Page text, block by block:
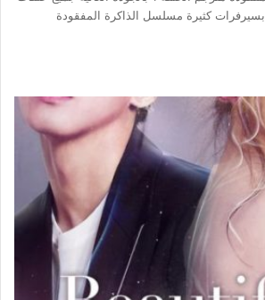
مسلسل Memory Lost بسيرفرات كثيرة مسلسل الذاكرة المفقودة